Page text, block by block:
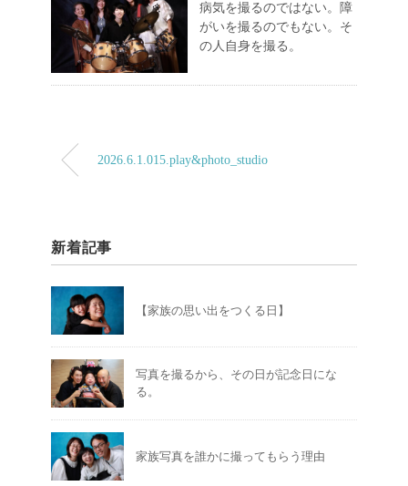
病気を撮るのではない。障
がいを撮るのでもない。そ
の人自身を撮る。
2026.6.1.015.play&photo_studio
新着記事
【家族の思い出をつくる日】
写真を撮るから、その日が記念日にな
る。
家族写真を誰かに撮ってもらう理由